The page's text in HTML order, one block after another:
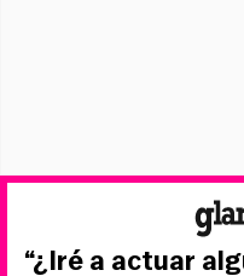
“¿Iré a actuar